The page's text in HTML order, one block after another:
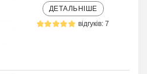
ДЕТАЛЬНІШЕ
відгуків: 7